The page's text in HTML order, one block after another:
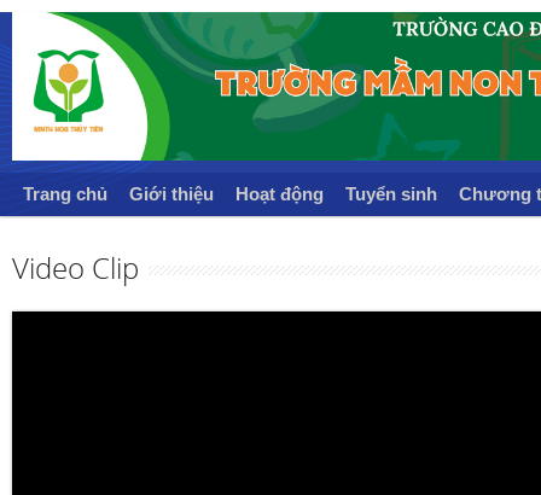
Trang chủ Giới thiệu Hoạt động Tuyển sinh Chương
Video Clip